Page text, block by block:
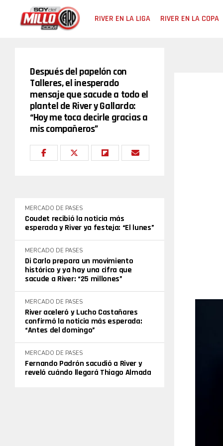
RIVER EN LA LIGA RIVER EN LA COPA
Después del papelón con
Talleres, el inesperado
mensaje que sacude a todo el
plantel de River y Gallardo:
“Hoy me toca decirle gracias a
mis compañeros”
MERCADO DE PASES
Coudet recibió la noticia más
esperada y River ya festeja: “El lunes”
MERCADO DE PASES
Di Carlo prepara un movimiento
histórico y ya hay una cifra que
sacude a River: “25 millones”
MERCADO DE PASES
River aceleró y Lucho Castañares
confirmó la noticia más esperada:
“Antes del domingo”
MERCADO DE PASES
Fernando Padrón sacudió a River y
reveló cuándo llegará Thiago Almada